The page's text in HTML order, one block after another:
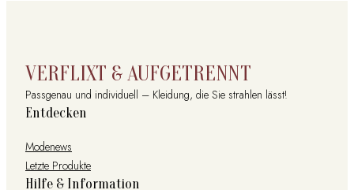
VERFLIXT & AUFGETRENNT
Passgenau und individuell – Kleidung, die Sie strahlen lässt!
Entdecken
Modenews
Letzte Produkte
Hilfe & Information